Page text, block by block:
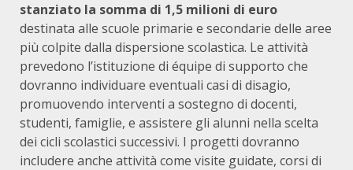
stanziato la somma di 1,5 milioni di euro
destinata alle scuole primarie e secondarie delle aree
più colpite dalla dispersione scolastica. Le attività
prevedono l’istituzione di équipe di supporto che
dovranno individuare eventuali casi di disagio,
promuovendo interventi a sostegno di docenti,
studenti, famiglie, e assistere gli alunni nella scelta
dei cicli scolastici successivi. I progetti dovranno
includere anche attività come visite guidate, corsi di